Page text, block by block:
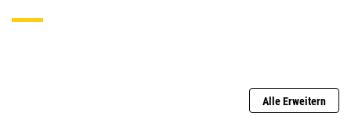
Alle Erweitern